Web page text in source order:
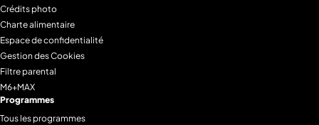
Crédits photo
Charte alimentaire
Espace de confidentialité
Gestion des Cookies
Filtre parental
M6+MAX
Programmes
Tous les programmes